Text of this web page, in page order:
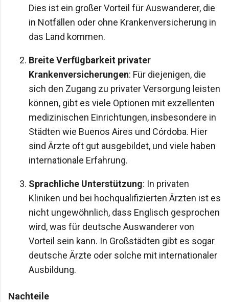
Dies ist ein großer Vorteil für Auswanderer, die
in Notfällen oder ohne Krankenversicherung in
das Land kommen.
Breite Verfügbarkeit privater
Krankenversicherungen: Für diejenigen, die
sich den Zugang zu privater Versorgung leisten
können, gibt es viele Optionen mit exzellenten
medizinischen Einrichtungen, insbesondere in
Städten wie Buenos Aires und Córdoba. Hier
sind Ärzte oft gut ausgebildet, und viele haben
internationale Erfahrung.
Sprachliche Unterstützung: In privaten
Kliniken und bei hochqualifizierten Ärzten ist es
nicht ungewöhnlich, dass Englisch gesprochen
wird, was für deutsche Auswanderer von
Vorteil sein kann. In Großstädten gibt es sogar
deutsche Ärzte oder solche mit internationaler
Ausbildung.
Nachteile